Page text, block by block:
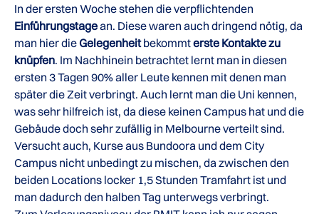
In der ersten Woche stehen die verpflichtenden
Einführungstagean. Diese waren auch dringend nötig, da
man hier dieGelegenheitbekommterste Kontakte zu
knüpfen. Im Nachhinein betrachtet lernt man in diesen
ersten 3 Tagen 90% aller Leute kennen mit denen man
später die Zeit verbringt. Auch lernt man die Uni kennen,
was sehr hilfreich ist, da diese keinen Campus hat und die
Gebäude doch sehr zufällig in Melbourne verteilt sind.
Versucht auch, Kurse aus Bundoora und dem City
Campus nicht unbedingt zu mischen, da zwischen den
beiden Locations locker 1,5 Stunden Tramfahrt ist und
man dadurch den halben Tag unterwegs verbringt.